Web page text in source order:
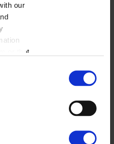
our
or that
w trakcie projektowania.
FORMAT